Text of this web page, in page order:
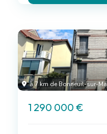
à 7 km de Bonneuil-sur-
1 290 000 €